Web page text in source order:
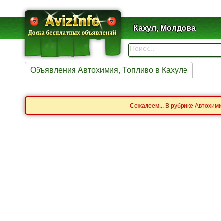
Кахул, Молдова
Объявления Автохимия, Топливо в Кахуле
Сожалеем... В рубрике